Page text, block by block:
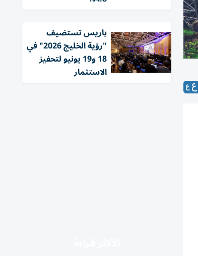
باريس تستضيف
"رؤية الخليج 2026" في
18 و19 يونيو لتحفيز
الاستثمار